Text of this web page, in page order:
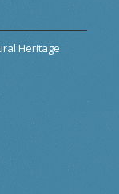
Heritage